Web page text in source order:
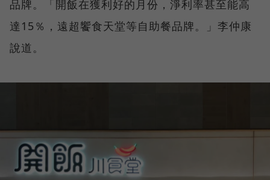
品牌。「開飯在獲利好的月份，淨利率甚至能高
達15％，遠超饗食天堂等自助餐品牌。」李仲康
說道。